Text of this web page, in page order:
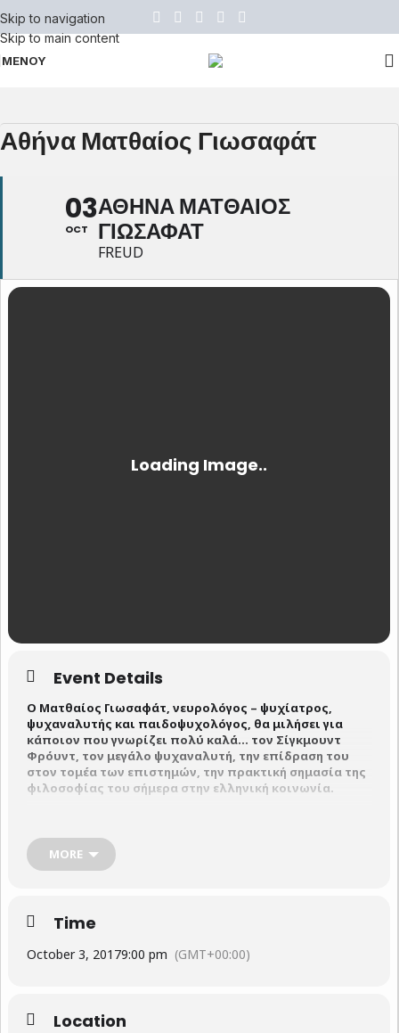
Skip to navigation
Skip to main content
ΜΕΝΟΥ
Αθήνα Ματθαίος Γιωσαφάτ
03
OCT
ΑΘΗΝΑ ΜΑΤΘΑΙΟΣ
ΓΙΩΣΑΦΑΤ
FREUD
Event Details
Ο Ματθαίος Γιωσαφάτ, νευρολόγος – ψυχίατρος,
ψυχαναλυτής και παιδοψυχολόγος, θα μιλήσει για
κάποιον που γνωρίζει πολύ καλά… τον Σίγκμουντ
Φρόυντ, τον μεγάλο ψυχαναλυτή, την επίδραση του
στον τομέα των επιστημών, την πρακτική σημασία της
φιλοσοφίας του σήμερα στην ελληνική κοινωνία.
στο Public Cafe Συντάγματος
Σύνταγμα
Είσοδος Ελεύθερη.
MORE
Time
October 3, 20179:00 pm (GMT+00:00)
Location